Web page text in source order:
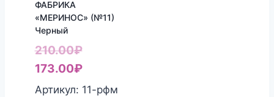
ФАБРИКА
«МЕРИНОС» (№11)
Черный
210.00₽Первоначальная
цена
составляла
173.00₽Текущая
цена:
Артикул: 11-рфм